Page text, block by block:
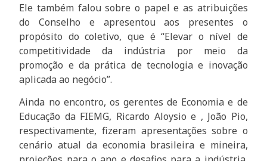
Ele também falou sobre o papel e as atribuições
do Conselho e apresentou aos presentes o
propósito do coletivo, que é “Elevar o nível de
competitividade da indústria por meio da
promoção e da prática de tecnologia e inovação
aplicada ao negócio”.
Ainda no encontro, os gerentes de Economia e de
Educação da FIEMG, Ricardo Aloysio e , João Pio,
respectivamente, fizeram apresentações sobre o
cenário atual da economia brasileira e mineira,